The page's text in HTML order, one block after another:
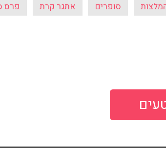
סופרים אתגר קרת פרס